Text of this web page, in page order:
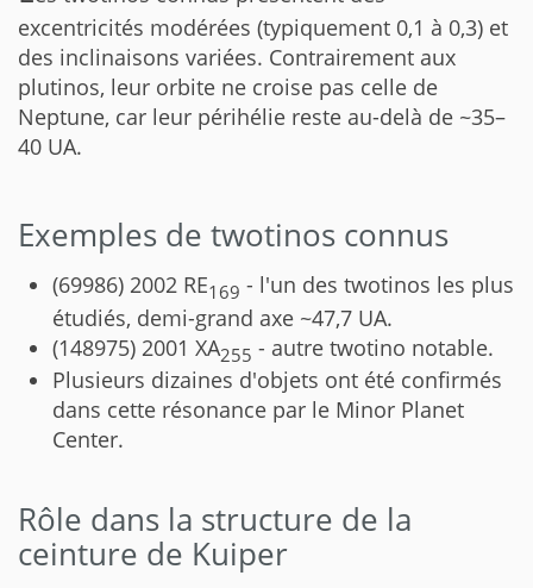
excentricités modérées (typiquement 0,1 à 0,3) et
des inclinaisons variées. Contrairement aux
plutinos, leur orbite ne croise pas celle de
Neptune, car leur périhélie reste au-delà de ~35–
40 UA.
Exemples de twotinos connus
(69986) 2002 RE169 - l'un des twotinos les plus
étudiés, demi-grand axe ~47,7 UA.
(148975) 2001 XA255 - autre twotino notable.
Plusieurs dizaines d'objets ont été confirmés
dans cette résonance par le Minor Planet
Center.
Rôle dans la structure de la
ceinture de Kuiper